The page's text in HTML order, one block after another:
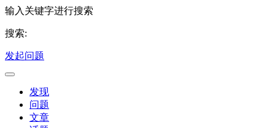
输入关键字进行搜索
搜索:
发起问题
发现
问题
文章